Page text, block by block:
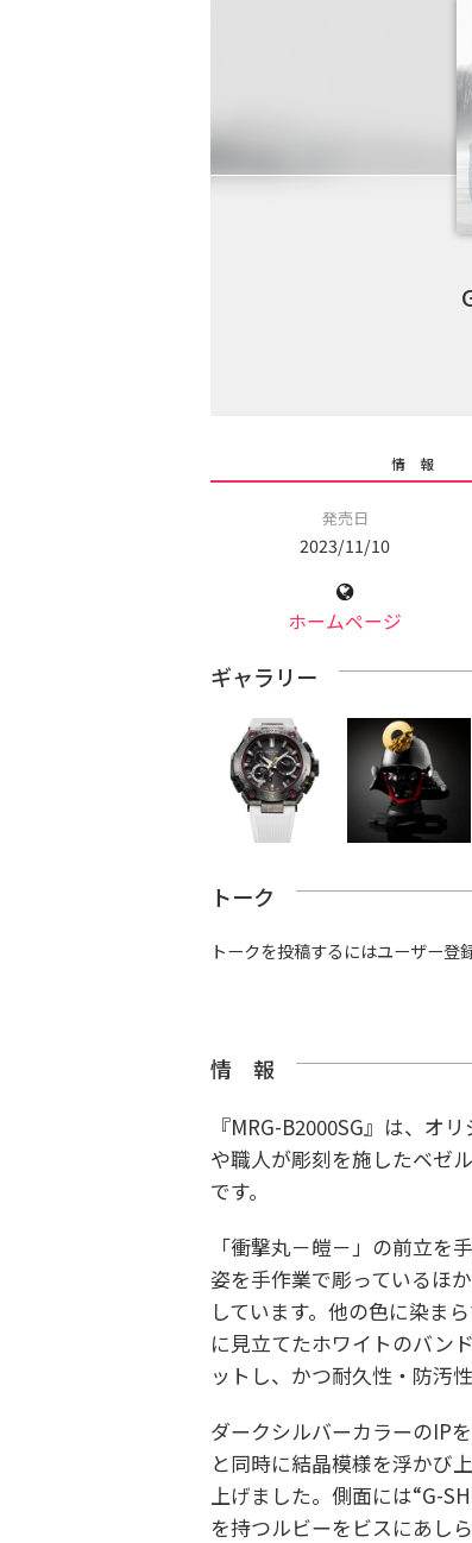
情 報
発売日
2023/11/10
ホームページ
ギャラリー
トーク
トークを投稿するにはユーザー登
情 報
『MRG-B2000SG』は、オ
や職人が彫刻を施したベゼ
です。
「衝撃丸－皚－」の前立
姿を手作業で彫っているほ
しています。他の色に染ま
に見立てたホワイトのバン
ットし、かつ耐久性・防汚
ダークシルバーカラーのIP
と同時に結晶模様を浮かび
上げました。側面には“G-
を持つルビーをビスにあし